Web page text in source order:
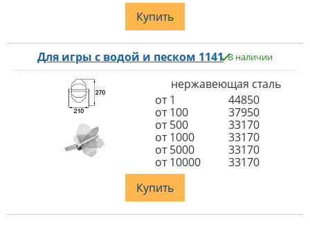
Купить
Для игры с водой и песком 1141 В наличии
нержавеющая сталь
от 1
44850
от 100
37950
от 500
33170
от 1000
33170
от 5000
33170
от 10000
33170
Купить